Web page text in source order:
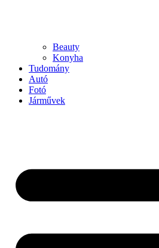
Beauty
Konyha
Tudomány
Autó
Fotó
Járművek